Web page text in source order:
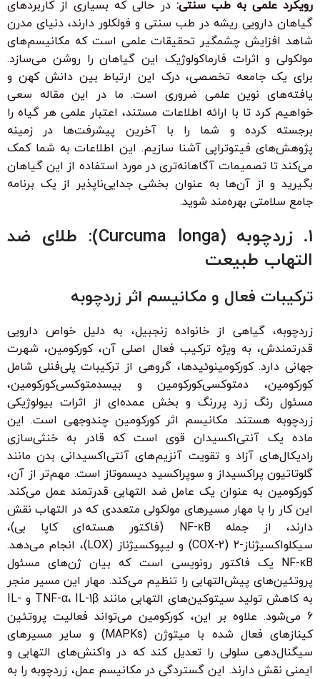
رویکرد علمی به طب سنتی: در حالی که بسیاری از کاربردهای
گیاهان دارویی ریشه در طب سنتی و فولکلور دارند، دنیای مدرن
شاهد افزایش چشمگیر تحقیقات علمی است که مکانیسم‌های
مولکولی و اثرات فارماکولوژیک این گیاهان را روشن می‌سازد.
برای یک جامعه تخصصی، درک این ارتباط بین دانش کهن و
یافته‌های نوین علمی ضروری است. ما در این مقاله سعی
خواهیم کرد تا با ارائه اطلاعات مستند، اعتبار علمی هر گیاه را
برجسته کرده و شما را با آخرین پیشرفت‌ها در زمینه
پژوهش‌های فیتوتراپی آشنا سازیم. این اطلاعات به شما کمک
می‌کند تا تصمیمات آگاهانه‌تری در مورد استفاده از این گیاهان
بگیرید و از آن‌ها به عنوان بخشی جدایی‌ناپذیر از یک برنامه
جامع سلامتی بهره‌مند شوید.
۱. زردچوبه (Curcuma longa): طلای ضد
التهاب طبیعت
ترکیبات فعال و مکانیسم اثر زردچوبه
زردچوبه، گیاهی از خانواده زنجبیل، به دلیل خواص دارویی
قدرتمندش، به ویژه ترکیب فعال اصلی آن، کورکومین، شهرت
جهانی دارد. کورکومینوئیدها، گروهی از ترکیبات پلی‌فنلی شامل
کورکومین، دمتوکسی‌کورکومین و بیسدمتوکسی‌کورکومین،
مسئول رنگ زرد پررنگ و بخش عمده‌ای از اثرات بیولوژیکی
زردچوبه هستند. مکانیسم اثر کورکومین چندوجهی است. این
ماده یک آنتی‌اکسیدان قوی است که قادر به خنثی‌سازی
رادیکال‌های آزاد و تقویت آنزیم‌های آنتی‌اکسیدانی بدن مانند
گلوتاتیون پراکسیداز و سوپراکسید دیسموتاز است. مهم‌تر از آن،
کورکومین به عنوان یک عامل ضد التهابی قدرتمند عمل می‌کند.
این کار را با مهار مسیرهای مولکولی متعددی که در التهاب نقش
دارند، از جمله NF-κB (فاکتور هسته‌ای کاپا بی)،
سیکلواکسیژناز-۲ (COX-2) و لیپوکسیژناز (LOX)، انجام می‌دهد.
NF-κB یک فاکتور رونویسی است که بیان ژن‌های مسئول
پروتئین‌های پیش‌التهابی را تنظیم می‌کند. مهار این مسیر منجر
به کاهش تولید سیتوکین‌های التهابی مانند TNF-α، IL-1β و IL-
6 می‌شود. علاوه بر این، کورکومین می‌تواند فعالیت پروتئین
کینازهای فعال شده با میتوژن (MAPKs) و سایر مسیرهای
سیگنال‌دهی سلولی را تعدیل کند که در واکنش‌های التهابی و
ایمنی نقش دارند. این گستردگی در مکانیسم عمل، زردچوبه را به